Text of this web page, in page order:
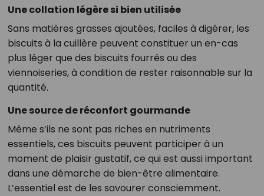
Une collation légère si bien utilisée
Sans matières grasses ajoutées, faciles à digérer, les
biscuits à la cuillère peuvent constituer un en-cas
plus léger que des biscuits fourrés ou des
viennoiseries, à condition de rester raisonnable sur la
quantité.
Une source de réconfort gourmande
Même s’ils ne sont pas riches en nutriments
essentiels, ces biscuits peuvent participer à un
moment de plaisir gustatif, ce qui est aussi important
dans une démarche de bien-être alimentaire.
L’essentiel est de les savourer consciemment.